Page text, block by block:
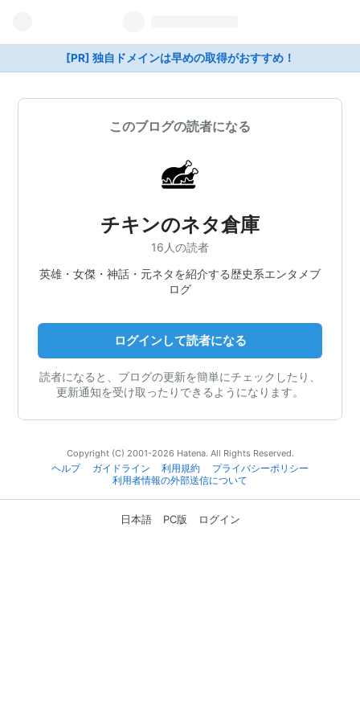
[PR] 独自ドメインは早めの取得がおすすめ！
このブログの読者になる
チキンのネタ倉庫
16人の読者
英雄・女傑・神話・元ネタを紹介する歴史系エンタメブ
ログ
ログインして読者になる
読者になると、ブログの更新を簡単にチェックしたり、
更新通知を受け取ったりできるようになります。
Copyright (C) 2001-2026 Hatena. All Rights Reserved.
ヘルプ
ガイドライン 利用規約
プライバシーポリシー
利用者情報の外部送信について
日本語 PC版 ログイン